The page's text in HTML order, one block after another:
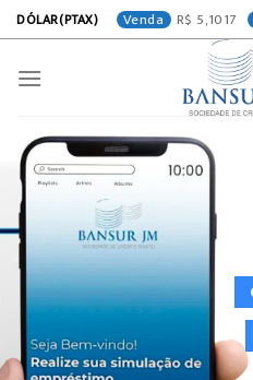
DÓLAR(PTAX) Venda 5,1017